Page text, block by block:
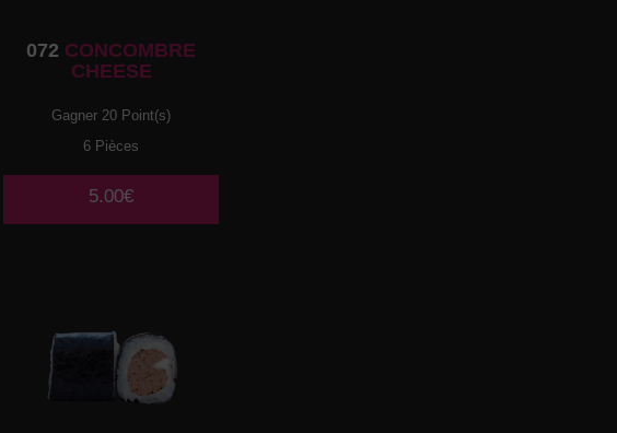
072 CONCOMBRE
CHEESE
Gagner 20 Point(s)
6 Pièces
5.00€